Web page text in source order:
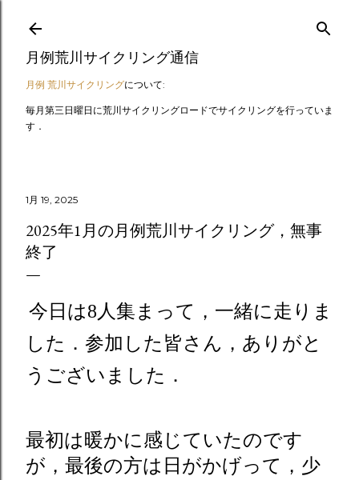
スキップしてメイン コンテンツに移動
月例荒川サイクリング通信
月例 荒川サイクリングについて:
毎月第三日曜日に荒川サイクリングロードでサイクリングを行っていま
す．
1月 19, 2025
2025年1月の月例荒川サイクリング，無事
終了
今日は8人集まって，一緒に走りま
した．参加した皆さん，ありがと
うございました．
最初は暖かに感じていたのです
が，最後の方は日がかげって，少